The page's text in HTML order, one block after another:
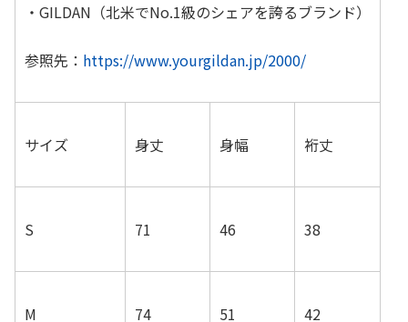
・GILDAN（北米でNo.1級のシェアを誇るブランド）
参照先： https://www.yourgildan.jp/2000/
サイズ 身丈 身幅 裄丈
S 71 46 38
M 74 51 42